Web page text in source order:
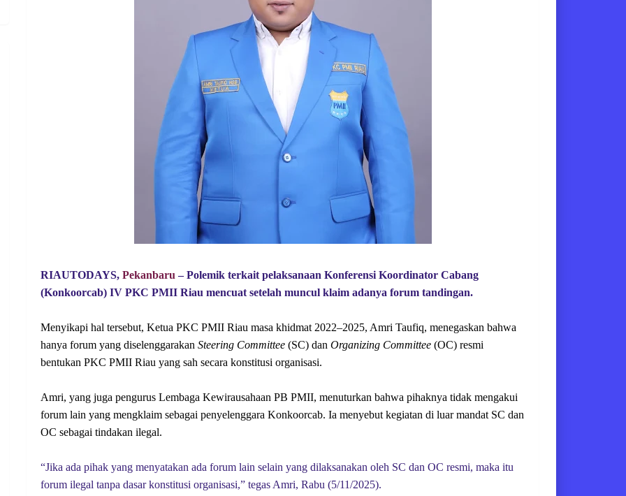
RIAUTODAYS, Pekanbaru – Polemik terkait pelaksanaan Konferensi Koordinator Cabang
(Konkoorcab) IV PKC PMII Riau mencuat setelah muncul klaim adanya forum tandingan.
Menyikapi hal tersebut, Ketua PKC PMII Riau masa khidmat 2022–2025, Amri Taufiq, menegaskan bahwa
hanya forum yang diselenggarakan Steering Committee (SC) dan Organizing Committee (OC) resmi
bentukan PKC PMII Riau yang sah secara konstitusi organisasi.
Amri, yang juga pengurus Lembaga Kewirausahaan PB PMII, menuturkan bahwa pihaknya tidak mengakui
forum lain yang mengklaim sebagai penyelenggara Konkoorcab. Ia menyebut kegiatan di luar mandat SC dan
OC sebagai tindakan ilegal.
“Jika ada pihak yang menyatakan ada forum lain selain yang dilaksanakan oleh SC dan OC resmi, maka itu
forum ilegal tanpa dasar konstitusi organisasi,” tegas Amri, Rabu (5/11/2025).